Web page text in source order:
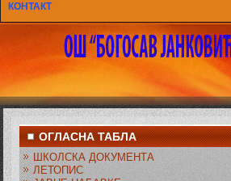
КОНТАКТ
ОГЛАСНА ТАБЛА
ШКОЛСКА ДОКУМЕНТА
ЛЕТОПИС